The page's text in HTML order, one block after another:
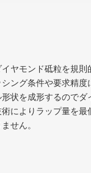
ヤモンド砥粒を規則
ング条件や要求精度
状を成形するのでダ
によりラップ量を最
せん。